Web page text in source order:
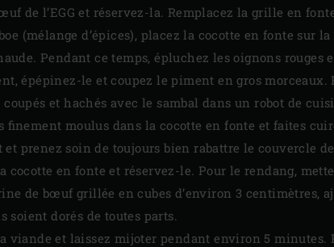
de l’EGG et réservez-la. Remplacez la grille en
(mélange d’épices), placez la cocotte en fonte sur
Pendant ce temps, épluchez les oignons rouges
épépinez-le et coupez le piment en gros
et hachés avec le sambal dans un robot de
finement moulus dans la cocotte en fonte et faites
prenez soin de toujours bien rabattre le couvercle
cocotte en fonte et réservez-le. Pour le rendang,
de bœuf grillée en cubes d’environ 3 centimètres,
soient dorés de toutes parts.
viande et laissez mijoter pendant environ 5 minutes.